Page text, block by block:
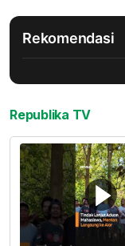
Rekomendasi
Republika TV